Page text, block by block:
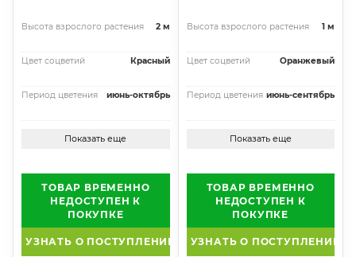
Высота взрослого растения 2 м
Цвет соцветий Красный
Период цветения июнь-октябрь
Показать еще
ТОВАР ВРЕМЕННО
НЕДОСТУПЕН К
ПОКУПКЕ
УЗНАТЬ О ПОСТУПЛЕНИИ
Высота взрослого растения 1 м
Цвет соцветий Оранжевый
Период цветения июнь-сентябрь
Показать еще
ТОВАР ВРЕМЕННО
НЕДОСТУПЕН К
ПОКУПКЕ
УЗНАТЬ О ПОСТУПЛЕНИИ